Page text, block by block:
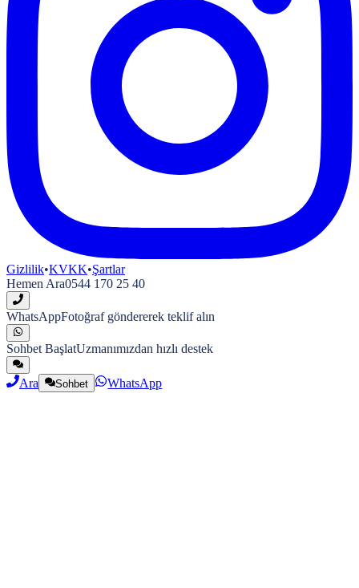
Gizlilik•KVKK•Şartlar
Hemen Ara0544 170 25 40
WhatsAppFotoğraf göndererek teklif alın
Sohbet BaşlatUzmanımızdan hızlı destek
Ara Sohbet WhatsApp